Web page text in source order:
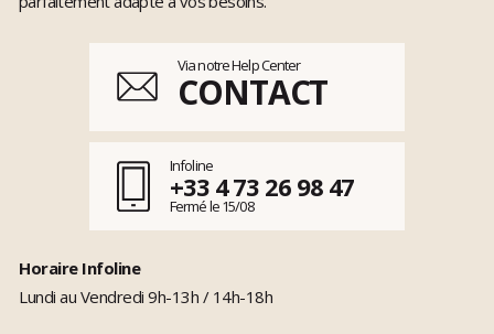
Via notre Help Center
CONTACT
Infoline
+33 4 73 26 98 47
Fermé le 15/08
Horaire Infoline
Lundi au Vendredi 9h-13h / 14h-18h